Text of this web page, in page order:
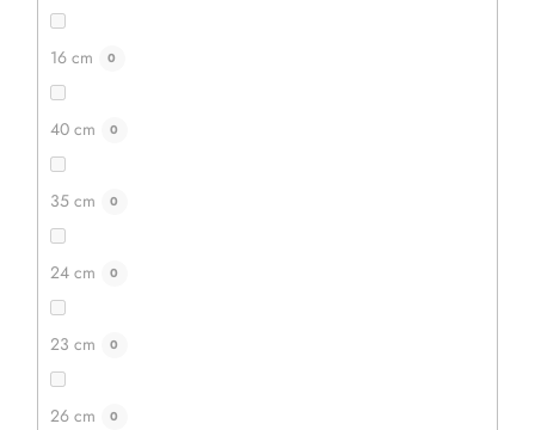
16 cm 0
40 cm 0
35 cm 0
24 cm 0
23 cm 0
26 cm 0